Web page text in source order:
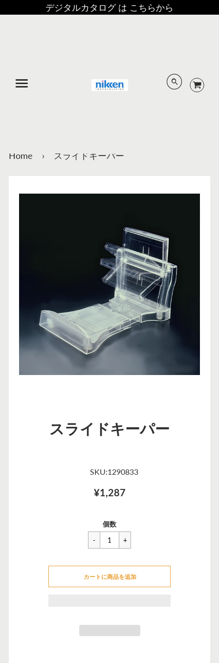
デジタルカタログ は こちらから
Home › スライドキーパー
スライドキーパー
SKU:1290833
¥1,287
セ
ー
ル
格
一
般
価
¥1,287
個数
カートに商品を追加